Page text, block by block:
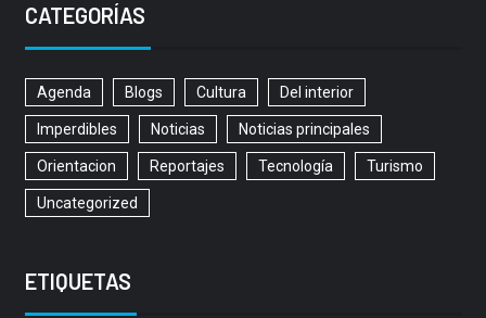
CATEGORÍAS
Agenda Blogs Cultura Del interior
Imperdibles Noticias Noticias principales
Orientacion Reportajes Tecnología Turismo
Uncategorized
ETIQUETAS